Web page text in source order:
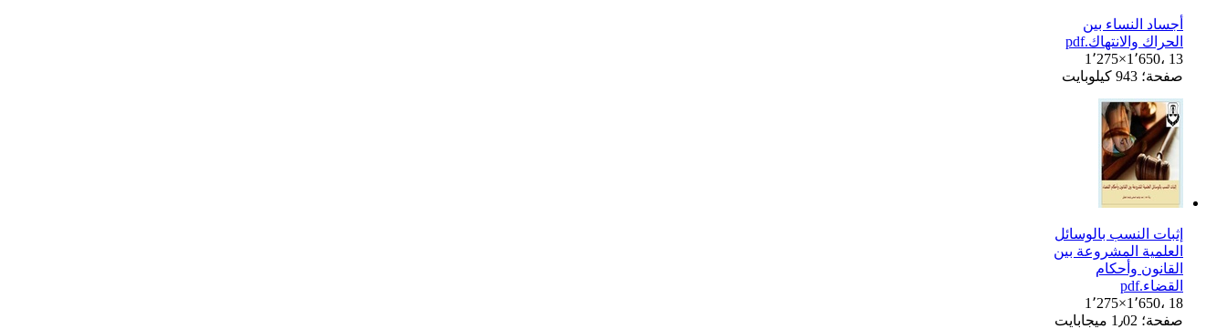
أجساد النساء بين
الحراك والانتهاك.pdf
1٬275×1٬650، 13
صفحة؛ 943 كيلوبايت
إثبات النسب بالوسائل
العلمية المشروعة بين
القانون وأحكام
القضاء.pdf
1٬275×1٬650، 18
صفحة؛ 1٫02 ميجابايت